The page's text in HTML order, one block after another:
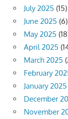
July 2025 (15)
June 2025 (6)
May 2025
April 2025
March 2025
February
January 2025
December
November